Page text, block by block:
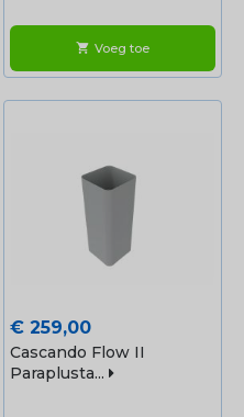
shopping_cart Voeg toe
Prijs
€ 259,00
Cascando Flow II
Paraplusta...